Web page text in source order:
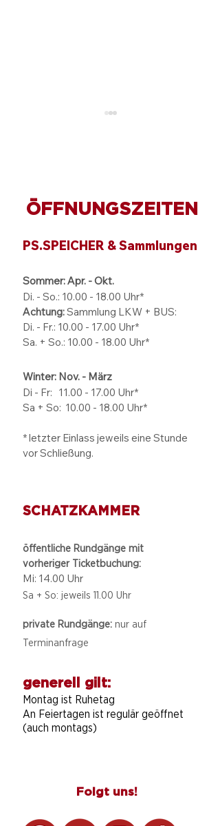
Sommerferien im
ÖFFNUNGSZEITEN
PS.SPEICHER & Sammlungen
Sommer: Apr. - Okt.
Di. - So.: 10.00 - 18.00 Uhr*
Achtung:Sammlung LKW + BUS:
Di. - Fr.: 10.00 - 17.00 Uhr*
Sa. + So.: 10.00 - 18.00 Uhr*
Winter: Nov. - März
Di - Fr: 11.00 - 17.00 Uhr*
Sa + So: 10.00 - 18.00 Uhr*
* letzter Einlass jeweils eine Stunde
vor Schließung.
SCHATZKAMMER
öffentliche Rundgänge mit
vorheriger Ticketbuchung:
Mi: 14.00 Uhr
Sa + So: jeweils 11.00 Uhr
private Rundgänge: nur auf
Terminanfrage
generell gilt:
Montag ist Ruhetag
An Feiertagen ist regulär geöffnet
(auch montags)
Folgt uns!